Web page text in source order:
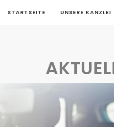
STARTSEITE UNSERE KANZLEI